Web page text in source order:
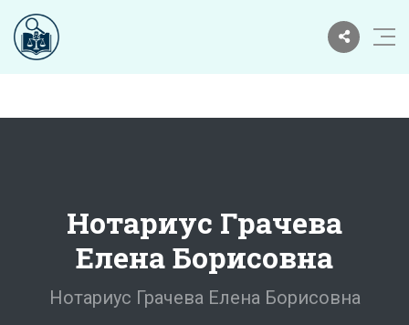
Нотариус Грачева
Елена Борисовна
Нотариус Грачева Елена Борисовна